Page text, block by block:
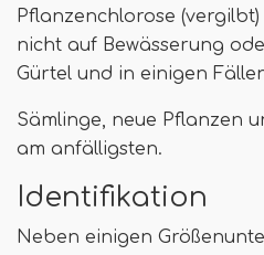
Pflanzenchlorose
nicht auf Bewässerung
Gürtel und in einigen
Sämlinge, neue Pflanzen
am anfälligsten.
Identifikation
Neben einigen